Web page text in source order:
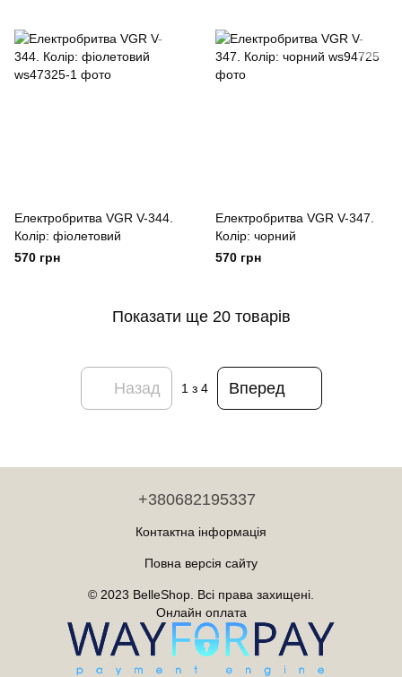
Електробритва VGR V-344.
Колір: фіолетовий
570 грн
Електробритва VGR V-347.
Колір: чорний
570 грн
Показати ще 20 товарів
Назад 1 з 4 Вперед
+380682195337
Контактна інформація
Повна версія сайту
© 2023 BelleShop. Всі права захищені.
Онлайн оплата